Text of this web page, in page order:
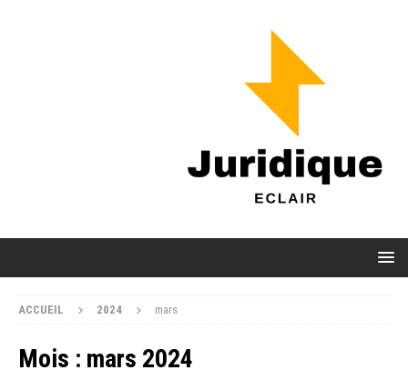
ACCUEIL 2024 mars
Mois : mars 2024